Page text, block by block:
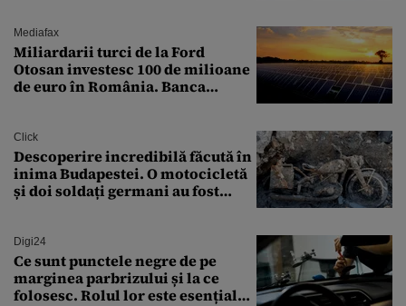
Mediafax
Miliardarii turci de la Ford
Otosan investesc 100 de milioane
de euro în România. Banca
Click
Descoperire incredibilă făcută în
inima Budapestei. O motocicletă
și doi soldați germani au fost
Digi24
Ce sunt punctele negre de pe
marginea parbrizului și la ce
folosesc. Rolul lor este esențial